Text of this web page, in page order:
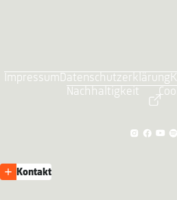
ImpressumDatenschutzerklärung
Nachhaltigkeit
Kontakt